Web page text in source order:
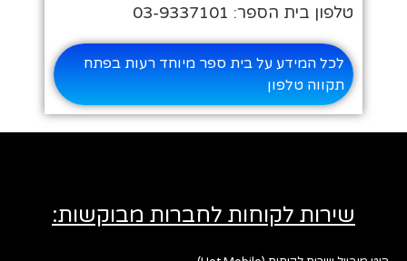
טלפון בית הספר: 03-9337101
לכל המידע על בית ספר מיוחד רעות בפתח
תקווה טלפון
שירות לקוחות לחברות מבוקשות: